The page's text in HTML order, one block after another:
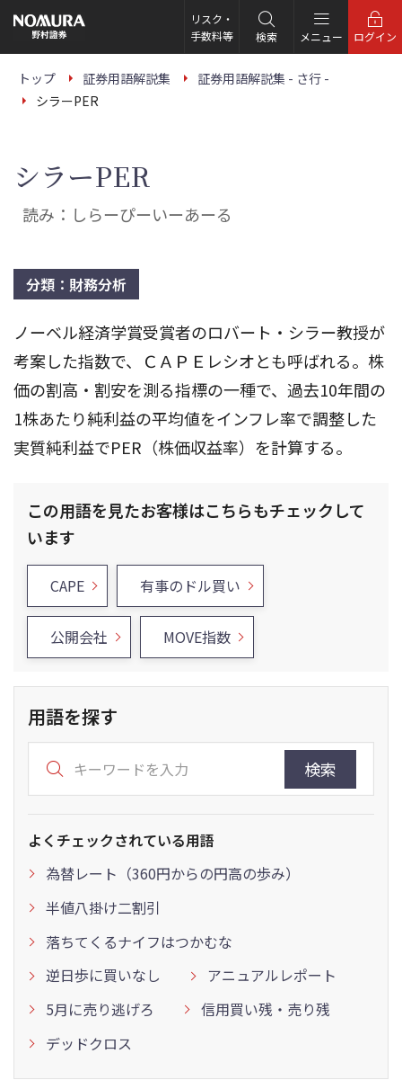
の
ー
リスク・
手数料等
検索 メニュー ログイン
トップ 証券用語解説集
証券用語解説集 - さ行 -
シラーPER
シラーPER
読み：しらーぴーいーあーる
分類：財務分析
ノーベル経済学賞受賞者のロバート・シラー教授が
考案した指数で、ＣＡＰＥレシオとも呼ばれる。株
価の割高・割安を測る指標の一種で、過去10年間の
1株あたり純利益の平均値をインフレ率で調整した
実質純利益でPER（株価収益率）を計算する。
この用語を見たお客様はこちらもチェックして
います
CAPE 有事のドル買い
公開会社 MOVE指数
用語を探す
検索
よくチェックされている用語
為替レート（360円からの円高の歩み）
半値八掛け二割引
落ちてくるナイフはつかむな
逆日歩に買いなし
アニュアルレポート
5月に売り逃げろ
信用買い残・売り残
デッドクロス